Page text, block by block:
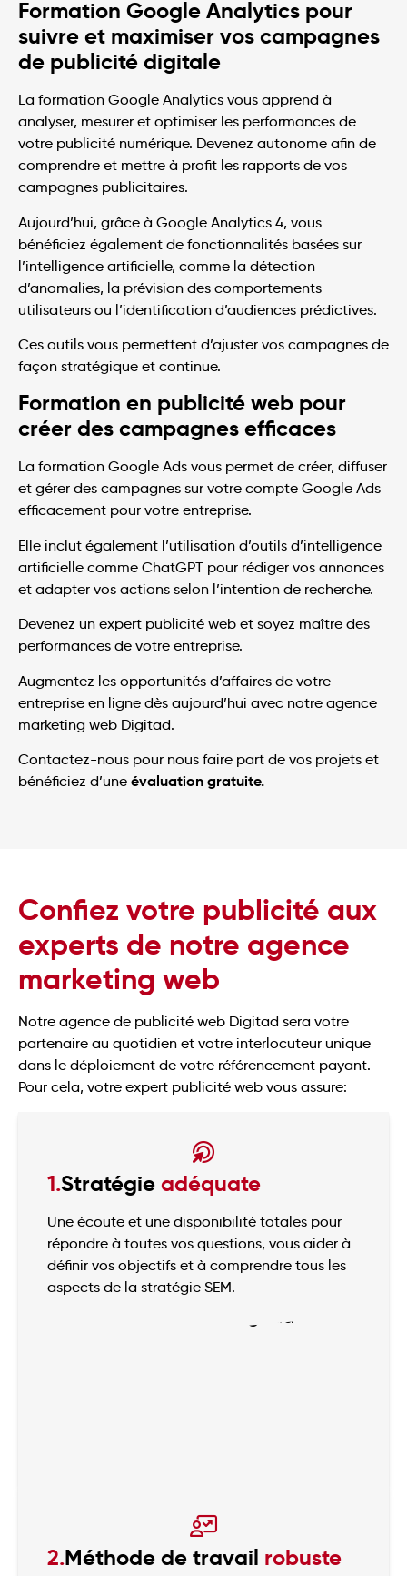
Formation Google Analytics pour
suivre et maximiser vos campagnes
de publicité digitale
La formation Google Analytics vous apprend à
analyser, mesurer et optimiser les performances de
votre publicité numérique. Devenez autonome afin de
comprendre et mettre à profit les rapports de vos
campagnes publicitaires.
Aujourd’hui, grâce à Google Analytics 4, vous
bénéficiez également de fonctionnalités basées sur
l’intelligence artificielle, comme la détection
d’anomalies, la prévision des comportements
utilisateurs ou l’identification d’audiences prédictives.
Ces outils vous permettent d’ajuster vos campagnes de
façon stratégique et continue.
Formation en publicité web pour
créer des campagnes efficaces
La formation Google Ads vous permet de créer, diffuser
et gérer des campagnes sur votre compte Google Ads
efficacement pour votre entreprise.
Elle inclut également l’utilisation d’outils d’intelligence
artificielle comme ChatGPT pour rédiger vos annonces
et adapter vos actions selon l’intention de recherche.
Devenez un expert publicité web et soyez maître des
performances de votre entreprise.
Augmentez les opportunités d’affaires de votre
entreprise en ligne dès aujourd’hui avec notre agence
marketing web Digitad.
Contactez-nous pour nous faire part de vos projets et
bénéficiez d’une évaluation gratuite.
Confiez votre publicité aux
experts de notre agence
marketing web
Notre agence de publicité web Digitad sera votre
partenaire au quotidien et votre interlocuteur unique
dans le déploiement de votre référencement payant.
Pour cela, votre expert publicité web vous assure:
1.Stratégie adéquate
Une écoute et une disponibilité totales pour
répondre à toutes vos questions, vous aider à
définir vos objectifs et à comprendre tous les
aspects de la stratégie SEM.
2.Méthode de travail robuste